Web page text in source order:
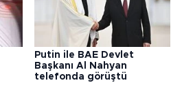
Putin ile BAE Devlet
Başkanı Al Nahyan
telefonda görüştü